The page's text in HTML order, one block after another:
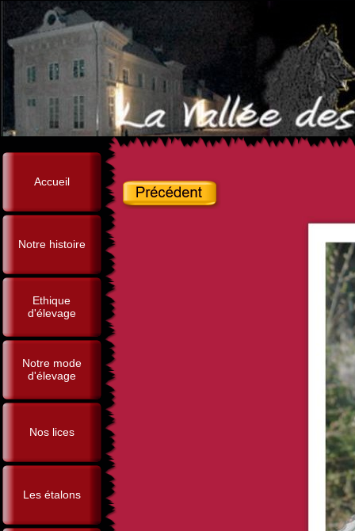
Accueil
Notre histoire
Ethique
d'élevage
Notre mode
d'élevage
Nos lices
Les étalons